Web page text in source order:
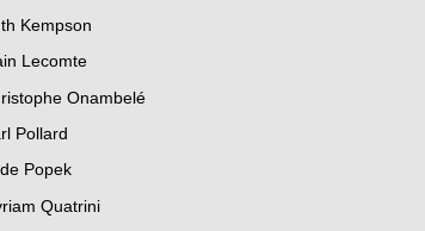
Kempson
Lecomte
Onambelé
Pollard
Popek
Quatrini